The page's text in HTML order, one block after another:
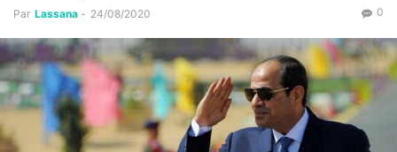
Par Lassana - 24/08/2020 0